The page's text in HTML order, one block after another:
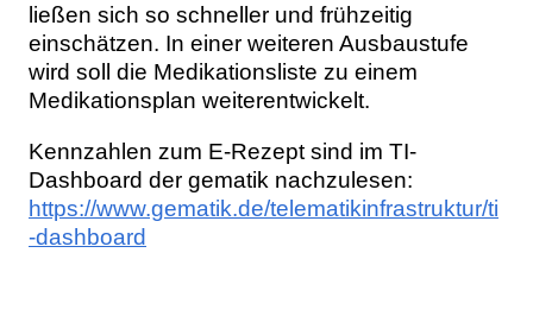
ließen sich so schneller und frühzeitig
einschätzen. In einer weiteren Ausbaustufe
wird soll die Medikationsliste zu einem
Medikationsplan weiterentwickelt.
Kennzahlen zum E-Rezept sind im TI-
Dashboard der gematik nachzulesen:
https://www.gematik.de/telematikinfrastruktur/ti
-dashboard